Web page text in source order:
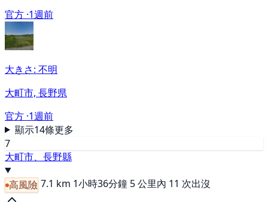
官方 ·1週前
大きさ: 不明
大町市, 長野県
官方 ·1週前
顯示14條更多
7
大町市、長野縣
高風險 7.1 km 1小時36分鐘 5 公里內 11 次出沒